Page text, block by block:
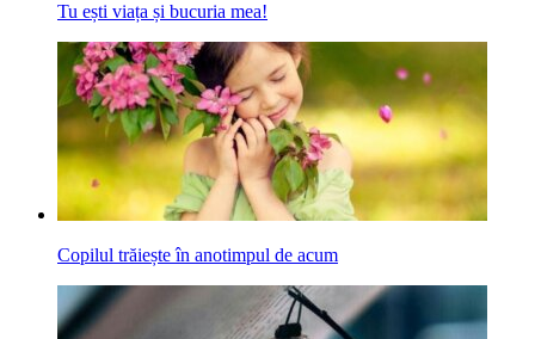
Tu ești viața și bucuria mea!
Copilul trăiește în anotimpul de acum